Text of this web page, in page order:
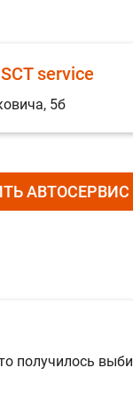
service
5б
АВТОСЕРВИС